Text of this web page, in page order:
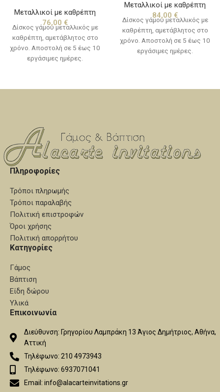
Μεταλλικοί με καθρέπτη
76,00 €
Δίσκος γάμου μεταλλικός με
καθρέπτη, αμετάβλητος στο
χρόνο. Αποστολή σε 5 έως 10
εργάσιμες ημέρες.
Μεταλλικοί με καθρέπτη
84,00 €
Δίσκος γάμου μεταλλικός με
καθρέπτη, αμετάβλητος στο
χρόνο. Αποστολή σε 5 έως 10
εργάσιμες ημέρες.
Πληροφορίες
Τρόποι πληρωμής
Τρόποι παραλαβής
Πολιτική επιστροφών
Όροι χρήσης
Πολιτική απορρήτου
Κατηγορίες
Γάμος
Βάπτιση
Είδη δώρου
Υλικά
Επικοινωνία
Διεύθυνση: Γρηγορίου Λαμπράκη 13 Άγιος Δημήτριος, Αθήνα,
Αττική
Τηλέφωνο: 210 4973943
Τηλέφωνο: 6937071041
Email: info@alacarteinvitations.gr